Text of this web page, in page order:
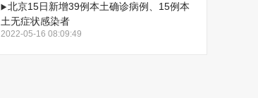
北京15日新增39例本土确诊病例、15例本
土无症状感染者
2022-05-16 08:09:49